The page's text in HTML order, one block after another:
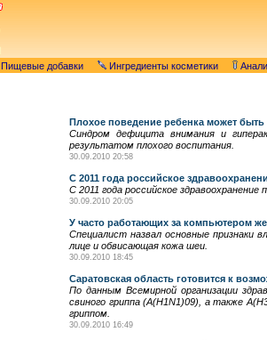
Пищевые добавки Ингредиенты косметики
Плохое поведение ребенка может
Синдром дефицита внимания и
результатом плохого воспитания.
30.09.2010 20:58
С 2011 года российское
С 2011 года российское
30.09.2010 20:05
У часто работающих за компьютером
Специалист назвал основные
лице и обвисающая кожа шеи.
30.09.2010 18:45
Саратовская область готовится к
По данным Всемирной организации
свиного гриппа (A(H1N1)09), а также
гриппом.
30.09.2010 16:49